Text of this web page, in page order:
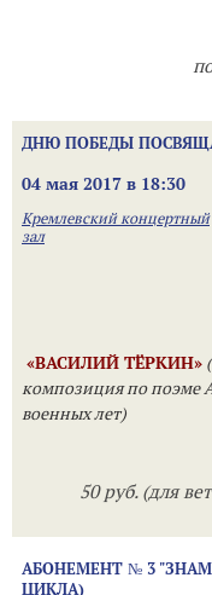
ДНЮ ПОБЕДЫ
04 мая 2017 в 18:30
Кремлевский концертный
зал
«ВАСИЛИЙ ТЁРКИН»
композиция по поэме
военных лет)
50 руб. (для
АБОНЕМЕНТ № 3
ЦИКЛА)